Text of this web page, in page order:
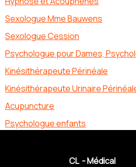
Sexologue Mme Bauwens
Sexologue Cession
Psychologue pour Dames,
Kinésithérapeute Périnéale
Kinésithérapeute Urinaire
Acupuncture
Psychologue enfants
CL - Médical